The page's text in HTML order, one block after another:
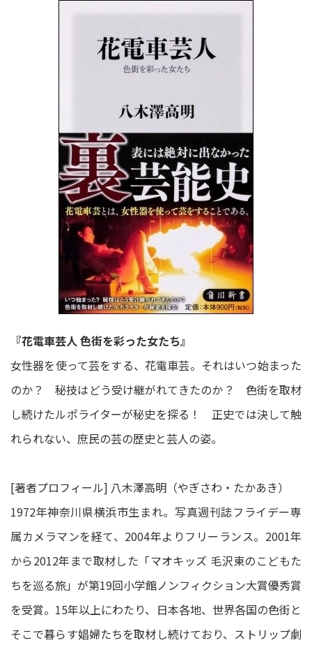
『花電車芸人 色街を彩った女たち』
女性器を使って芸をする、花電車芸。それはいつ始まった
のか？ 秘技はどう受け継がれてきたのか？ 色街を取材
し続けたルポライターが秘史を探る！ 正史では決して触
れられない、庶民の芸の歴史と芸人の姿。
[著者プロフィール] 八木澤高明（やぎさわ・たかあき）
1972年神奈川県横浜市生まれ。写真週刊誌フライデー専
属カメラマンを経て、2004年よりフリーランス。2001年
から2012年まで取材した「マオキッズ 毛沢東のこどもた
ちを巡る旅」が第19回小学館ノンフィクション大賞優秀賞
を受賞。15年以上にわたり、日本各地、世界各国の色街と
そこで暮らす娼婦たちを取材し続けており、ストリップ劇